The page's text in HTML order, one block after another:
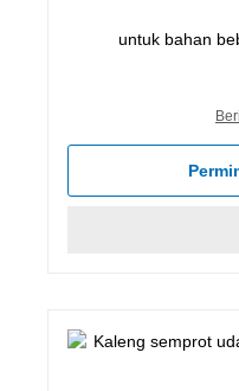
untuk bahan